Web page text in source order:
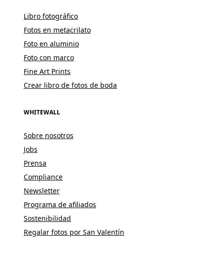
Libro fotográfico
Fotos en metacrilato
Foto en aluminio
Foto con marco
Fine Art Prints
Crear libro de fotos de boda
WHITEWALL
Sobre nosotros
Jobs
Prensa
Compliance
Newsletter
Programa de afiliados
Sostenibilidad
Regalar fotos por San Valentín